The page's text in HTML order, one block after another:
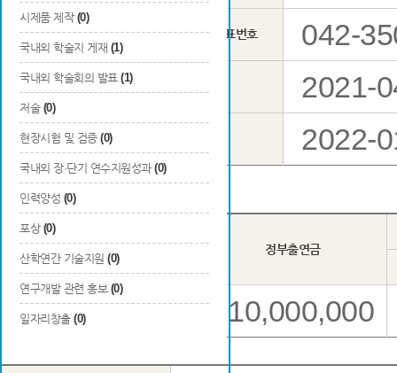
시제품 제작 (0)
국내외 학술지 게재 (1)
국내외 학술회의 발표 (1)
저술 (0)
현장시험 및 검증 (0)
국내외 장·단기 연수지원성과 (0)
인력양성 (0)
포상 (0)
산학연간 기술지원 (0)
연구개발 관련 홍보 (0)
일자리창출 (0)
기관 대표번호 042-
총 연구기간 2021-
당해연도 연구기간 2022-
정부출연금
210,000,000